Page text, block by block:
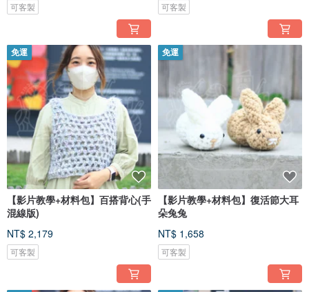
可客製 可客製
免運
【影片教學+材料包】百搭背心(手
混線版)
NT$ 2,179
可客製
免運
【影片教學+材料包】復活節大耳
朵兔兔
NT$ 1,658
可客製